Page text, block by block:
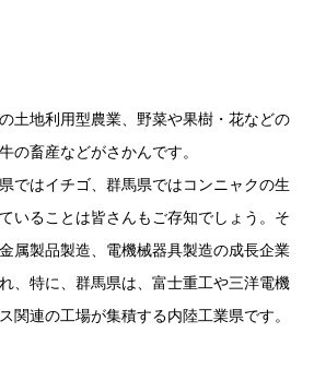
土地利用型農業、野菜や果樹・花などの
の畜産などがさかんです。
ではイチゴ、群馬県ではコンニャクの生
いることは皆さんもご存知でしょう。そ
属製品製造、電機械器具製造の成長企業
、特に、群馬県は、富士重工や三洋電機
関連の工場が集積する内陸工業県です。